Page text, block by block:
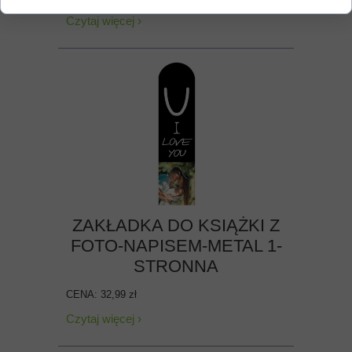
Czytaj więcej ›
ZAKŁADKA DO KSIĄŻKI Z
FOTO-NAPISEM-METAL 1-
STRONNA
CENA: 32,99 zł
Czytaj więcej ›